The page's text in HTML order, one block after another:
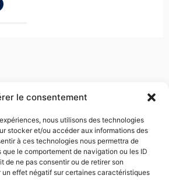
le consentement
nous utilisons des technologies
stocker et/ou accéder aux informations des
à ces technologies nous permettra de
le comportement de navigation ou les ID
de ne pas consentir ou de retirer son
effet négatif sur certaines caractéristiques
COHEN
des sorties d’entreprise, plaide
licenciement abusif, harcèlement